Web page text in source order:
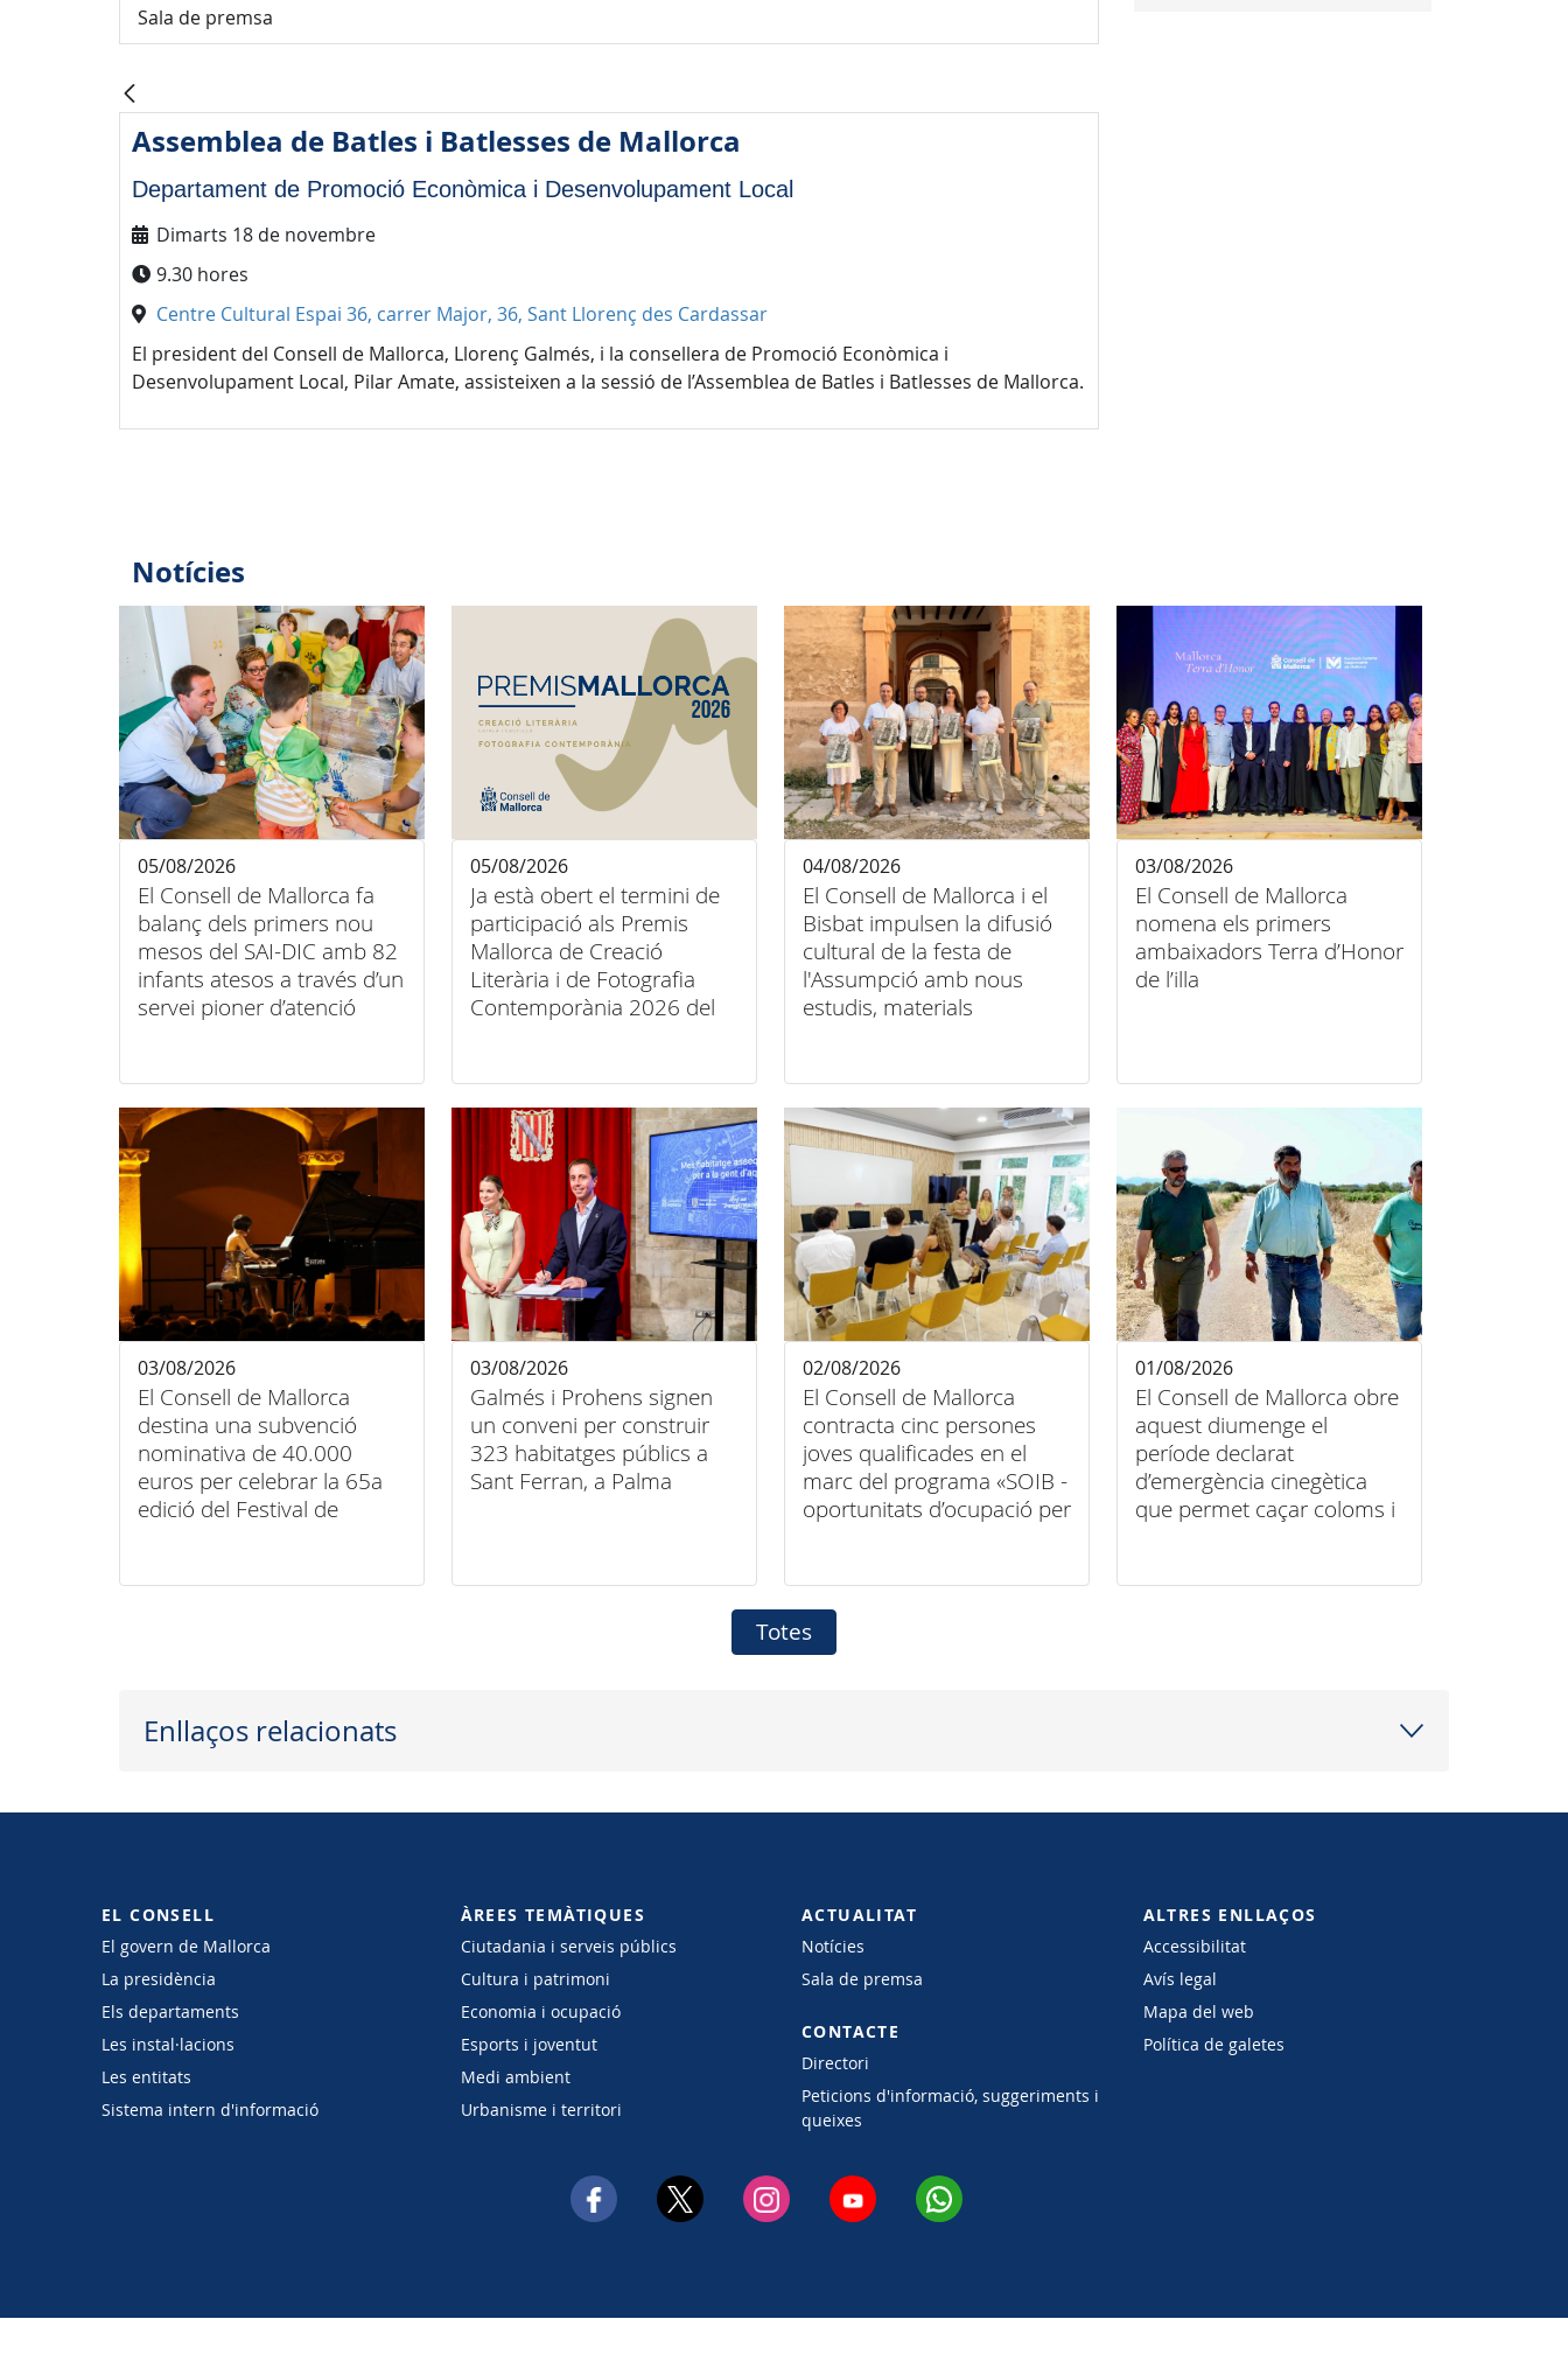
Sala de premsa
Assemblea de Batles i Batlesses de Mallorca
Departament de Promoció Econòmica i Desenvolupament Local
Dimarts 18 de novembre
9.30 hores
Centre Cultural Espai 36, carrer Major, 36, Sant Llorenç des Cardassar
El president del Consell de Mallorca, Llorenç Galmés, i la consellera de Promoció Econòmica i
Desenvolupament Local, Pilar Amate, assisteixen a la sessió de l’Assemblea de Batles i Batlesses de Mallorca.
Notícies
El Consell de Mallorca fa
balanç dels primers nou
mesos del SAI-DIC amb 82
infants atesos a través d’un
servei pioner d’atenció
05/08/2026
Ja està obert el termini de
participació als Premis
Mallorca de Creació
Literària i de Fotografia
Contemporània 2026 del
05/08/2026
El Consell de Mallorca i el
Bisbat impulsen la difusió
cultural de la festa de
l'Assumpció amb nous
estudis, materials
04/08/2026
El Consell de Mallorca
nomena els primers
ambaixadors Terra d’Honor
de l’illa
03/08/2026
El Consell de Mallorca
destina una subvenció
nominativa de 40.000
euros per celebrar la 65a
edició del Festival de
03/08/2026
Galmés i Prohens signen
un conveni per construir
323 habitatges públics a
Sant Ferran, a Palma
03/08/2026
El Consell de Mallorca
contracta cinc persones
joves qualificades en el
marc del programa «SOIB -
oportunitats d’ocupació per
locals 2026-2027»
02/08/2026
El Consell de Mallorca obre
aquest diumenge el
període declarat
d’emergència cinegètica
que permet caçar coloms i
01/08/2026
Totes
Enllaços relacionats
EL CONSELL
El govern de Mallorca
La presidència
Els departaments
Les instal·lacions
Les entitats
Sistema intern d'informació
ÀREES TEMÀTIQUES
Ciutadania i serveis públics
Cultura i patrimoni
Economia i ocupació
Esports i joventut
Medi ambient
Urbanisme i territori
ACTUALITAT
Notícies
Sala de premsa
CONTACTE
Directori
Peticions d'informació, suggeriments i
queixes
ALTRES ENLLAÇOS
Accessibilitat
Avís legal
Mapa del web
Política de galetes